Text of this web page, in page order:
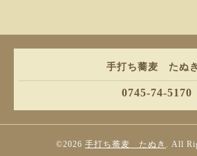
手打ち蕎麦 たぬ
0745-74-5170
©2026 手打ち蕎麦 たぬき . All